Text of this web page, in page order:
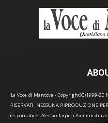
La Voce di Mantova - Copyright(C)1999-
RISERVATI. NESSUNA RIPRODUZIONE
responsabile: Alessio Tarpini